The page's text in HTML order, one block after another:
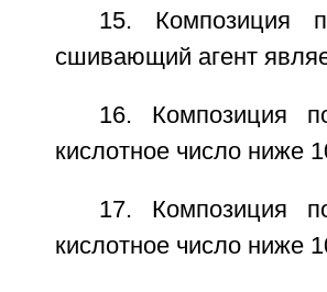
15. Композиция
сшивающий агент
16. Композиция
кислотное число ниже
17. Композиция
кислотное число ниже